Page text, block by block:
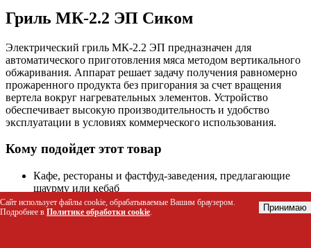
Гриль МК-2.2 ЭП Сиком
Электрический гриль МК-2.2 ЭП предназначен для
автоматического приготовления мяса методом вертикального
обжаривания. Аппарат решает задачу получения равномерно
прожаренного продукта без пригорания за счет вращения
вертела вокруг нагревательных элементов. Устройство
обеспечивает высокую производительность и удобство
эксплуатации в условиях коммерческого использования.
Кому подойдет этот товар
Кафе, рестораны и фастфуд-заведения, предлагающие
шаурму или кебаб
Владельцы уличных ларьков и мобильных точек
питания
Сайт использует файлы cookie, обрабатываемые Вашим браузером.
Подробнее в Политике обработки cookie. Принимаю